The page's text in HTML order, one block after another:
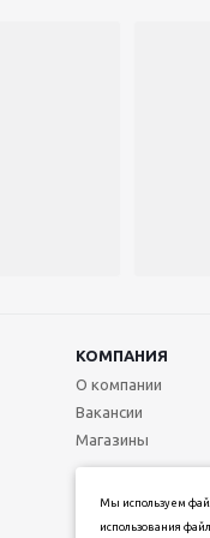
КОМПАНИЯ
О компании
Вакансии
Магазины
Мы используем
использования